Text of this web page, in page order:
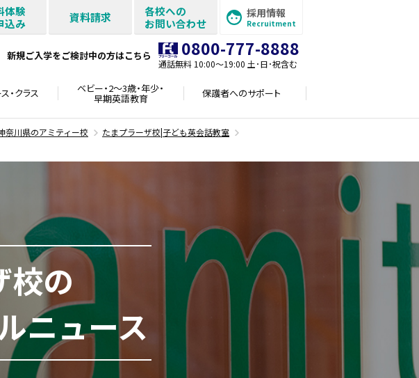
体験
込み
資料請求
各校への
お問い合わせ
採用情報
Recruitment
新規ご入学をご検討中の方はこちら 0800-777-8888
通話無料 10:00〜19:00 土･日･祝含む
・クラス ベビー・2～3歳・年少・
早期英語教育 保護者へのサポート
奈川県のアミティー校
たまプラーザ校|子ども英会話教室
校の
ニュース